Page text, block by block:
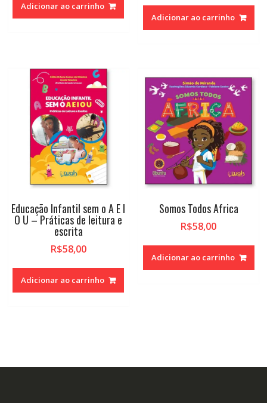
Adicionar ao carrinho
Adicionar ao carrinho
Educação Infantil sem o A E I
O U – Práticas de leitura e
escrita
R$58,00
Adicionar ao carrinho
Somos Todos Africa
R$58,00
Adicionar ao carrinho